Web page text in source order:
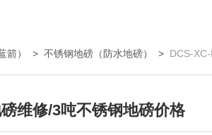
箭） >不锈钢地磅（防水地磅） > DCS-XC-I江苏
维修/3吨不锈钢地磅价格